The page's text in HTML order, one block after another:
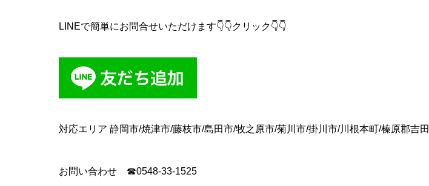
LINEで簡単にお問合せいただけます👇👇クリック👇👇
対応エリア 静岡市/焼津市/藤枝市/島田市/牧之原市/菊川市/掛川市/川根本町/榛原郡吉
お問い合わせ ☎0548-33-1525